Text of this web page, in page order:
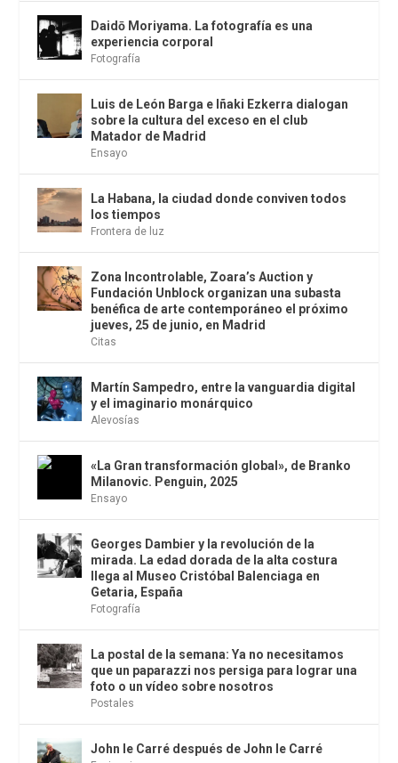
Daidō Moriyama. La fotografía es una
experiencia corporal
Fotografía
Luis de León Barga e Iñaki Ezkerra dialogan
sobre la cultura del exceso en el club
Matador de Madrid
Ensayo
La Habana, la ciudad donde conviven todos
los tiempos
Frontera de luz
Zona Incontrolable, Zoara’s Auction y
Fundación Unblock organizan una subasta
benéfica de arte contemporáneo el próximo
jueves, 25 de junio, en Madrid
Citas
Martín Sampedro, entre la vanguardia digital
y el imaginario monárquico
Alevosías
«La Gran transformación global», de Branko
Milanovic. Penguin, 2025
Ensayo
Georges Dambier y la revolución de la
mirada. La edad dorada de la alta costura
llega al Museo Cristóbal Balenciaga en
Getaria, España
Fotografía
La postal de la semana: Ya no necesitamos
que un paparazzi nos persiga para lograr una
foto o un vídeo sobre nosotros
Postales
John le Carré después de John le Carré